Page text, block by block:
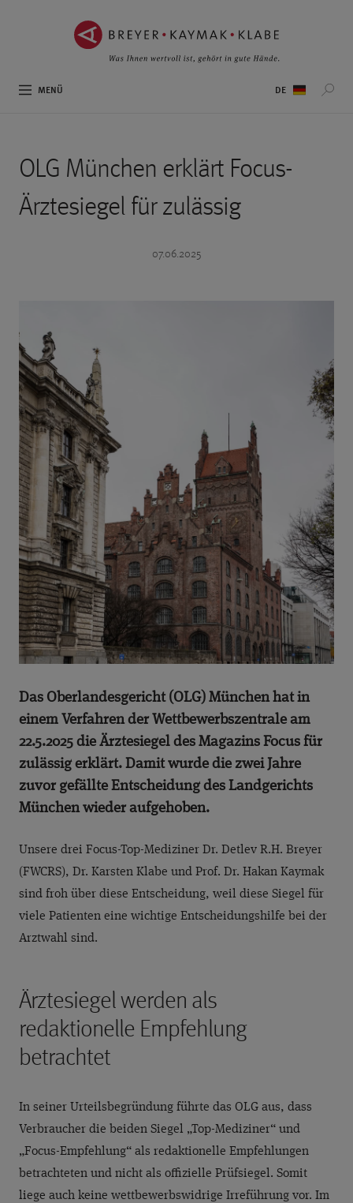
MENÜ
OLG München erklärt Focus-
Ärztesiegel für zulässig
07.06.2025
Das Oberlandesgericht (OLG) München hat in
einem Verfahren der Wettbewerbszentrale am
22.5.2025 die Ärztesiegel des Magazins Focus für
zulässig erklärt. Damit wurde die zwei Jahre
zuvor gefällte Entscheidung des Landgerichts
München wieder aufgehoben.
Unsere drei Focus-Top-Mediziner Dr. Detlev R.H. Breyer
(FWCRS), Dr. Karsten Klabe und Prof. Dr. Hakan Kaymak
sind froh über diese Entscheidung, weil diese Siegel für
viele Patienten eine wichtige Entscheidungshilfe bei der
Arztwahl sind.
Ärztesiegel werden als
redaktionelle Empfehlung
betrachtet
In seiner Urteilsbegründung führte das OLG aus, dass
Verbraucher die beiden Siegel „Top-Mediziner“ und
„Focus-Empfehlung“ als redaktionelle Empfehlungen
betrachteten und nicht als offizielle Prüfsiegel. Somit
liege auch keine wettbewerbswidrige Irreführung vor. Im